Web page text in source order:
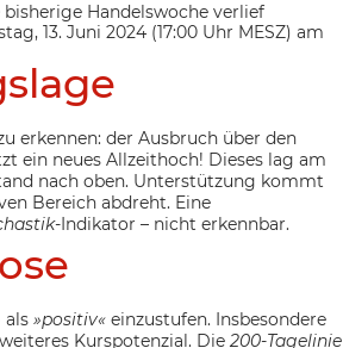
bisherige Handelswoche verlief
13. Juni 2024 (17:00 Uhr MESZ) am
erkennen: der Ausbruch über den
ein neues Allzeithoch! Dieses lag am
nach oben. Unterstützung kommt
Bereich abdreht. Eine
-Indikator – nicht erkennbar.
als »positiv« einzustufen. Insbesondere
Kurspotenzial. Die 200-Tagelinie